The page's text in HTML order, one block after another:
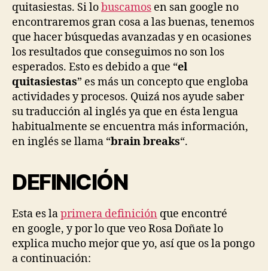
quitasiestas. Si lobuscamos en san google no
encontraremos gran cosa a las buenas, tenemos
que hacer búsquedas avanzadas y en ocasiones
los resultados que conseguimos no son los
esperados. Esto es debido a que “el
quitasiestas” es más un concepto que engloba
actividades y procesos. Quizá nos ayude saber
su traducción al inglés ya que en ésta lengua
habitualmente se encuentra más información,
en inglés se llama “brain breaks“.
DEFINICIÓN
Esta es laprimera definición que encontré
en google, y por lo que veo Rosa Doñate lo
explica mucho mejor que yo, así que os la pongo
a continuación: